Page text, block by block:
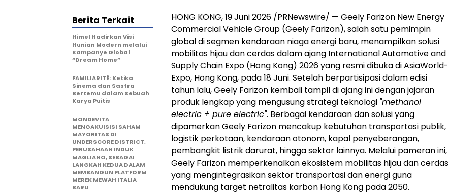
HONG KONG, 19 Juni 2026 /PRNewswire/ — Geely Farizon New Energy
Commercial Vehicle Group (Geely Farizon), salah satu pemimpin
global di segmen kendaraan niaga energi baru, menampilkan solusi
mobilitas hijau dan cerdas dalam ajang International Automotive and
Supply Chain Expo (Hong Kong) 2026 yang resmi dibuka di AsiaWorld-
Expo, Hong Kong, pada 18 Juni. Setelah berpartisipasi dalam edisi
tahun lalu, Geely Farizon kembali tampil di ajang ini dengan jajaran
produk lengkap yang mengusung strategi teknologi "methanol
electric + pure electric". Berbagai kendaraan dan solusi yang
dipamerkan Geely Farizon mencakup kebutuhan transportasi publik,
logistik perkotaan, kendaraan otonom, kapal penyeberangan,
pembangkit listrik darurat, hingga sektor lainnya. Melalui pameran ini,
Geely Farizon memperkenalkan ekosistem mobilitas hijau dan cerdas
yang mengintegrasikan sektor transportasi dan energi guna
mendukung target netralitas karbon Hong Kong pada 2050.
Berita Terkait
Himel Hadirkan Visi
Hunian Modern melalui
Kampanye Global
“Dream Home”
FAMILIARITÉ: Ketika
Sinema dan Sastra
Bertemu dalam Sebuah
Karya Puitis
MONDEVITA
MENGAKUISISI SAHAM
MAYORITAS DI
UNDERSCORE DISTRICT,
PERUSAHAAN INDUK
MAGLIANO, SEBAGAI
LANGKAH KEDUA DALAM
MEMBANGUN PLATFORM
MEREK MEWAH ITALIA
BARU